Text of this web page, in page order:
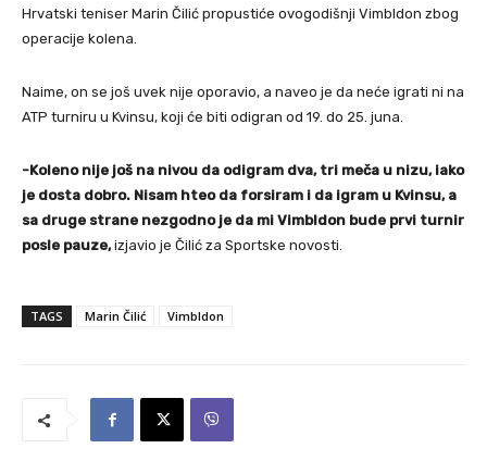
Hrvatski teniser Marin Čilić propustiće ovogodišnji Vimbldon zbog
operacije kolena.
Naime, on se još uvek nije oporavio, a naveo je da neće igrati ni na
ATP turniru u Kvinsu, koji će biti odigran od 19. do 25. juna.
-Koleno nije još na nivou da odigram dva, tri meča u nizu, iako
je dosta dobro. Nisam hteo da forsiram i da igram u Kvinsu, a
sa druge strane nezgodno je da mi Vimbldon bude prvi turnir
posle pauze,izjavio je Čilić za Sportske novosti.
TAGS Marin Čilić Vimbldon